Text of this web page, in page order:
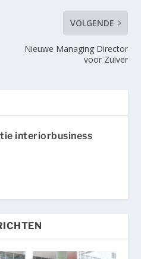
VOLGENDE
Nieuwe Managing Director
voor Zuiver
interiorbusiness